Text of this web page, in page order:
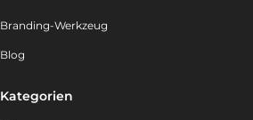
Branding-Werkzeug
Blog
Kategorien